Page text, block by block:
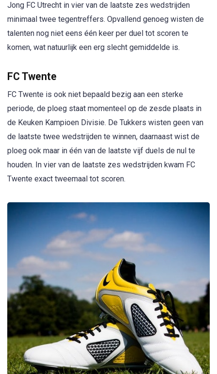
Jong FC Utrecht in vier van de laatste zes wedstrijden
minimaal twee tegentreffers. Opvallend genoeg wisten de
talenten nog niet eens één keer per duel tot scoren te
komen, wat natuurlijk een erg slecht gemiddelde is.
FC Twente
FC Twente is ook niet bepaald bezig aan een sterke
periode, de ploeg staat momenteel op de zesde plaats in
de Keuken Kampioen Divisie. De Tukkers wisten geen van
de laatste twee wedstrijden te winnen, daarnaast wist de
ploeg ook maar in één van de laatste vijf duels de nul te
houden. In vier van de laatste zes wedstrijden kwam FC
Twente exact tweemaal tot scoren.